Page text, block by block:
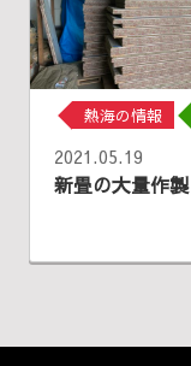
熱海の情報
2021.05.19
新畳の大量作製